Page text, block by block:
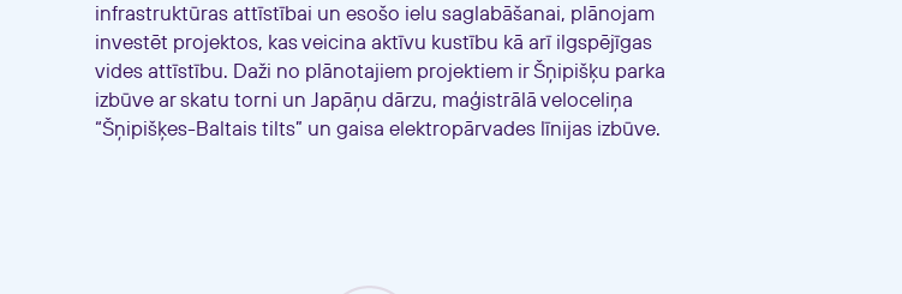
infrastruktūras attīstībai un esošo ielu saglabāšanai, plānojam
investēt projektos, kas veicina aktīvu kustību kā arī ilgspējīgas
vides attīstību. Daži no plānotajiem projektiem ir Šņipišķu parka
izbūve ar skatu torni un Japāņu dārzu, maģistrālā veloceliņa
“Šņipišķes-Baltais tilts” un gaisa elektropārvades līnijas izbūve.